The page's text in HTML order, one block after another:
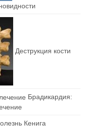
Деструкция кости
Брадикардия:
Кенига